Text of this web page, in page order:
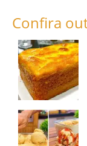
Confira